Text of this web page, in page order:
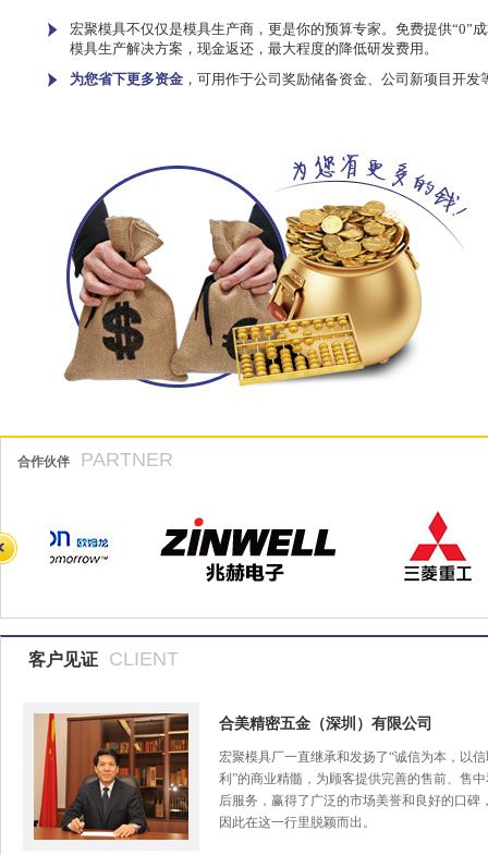
宏聚模具不仅仅是模具生产商，更是你的预算专家。免费提供“0”
模具生产解决方案，现金返还，最大程度的降低研发费用。
为您省下更多资金 ，可用作于公司奖励储备资金、公司新项目开发
合作伙伴 PARTNER
客户见证 CLIENT
合美精密五金（深圳）有限公司
宏聚模具厂一直继承和发扬了“诚信为本，以信
利”的商业精髓，为顾客提供完善的售前、售
后服务，赢得了广泛的市场美誉和良好的口碑
因此在这一行里脱颖而出。